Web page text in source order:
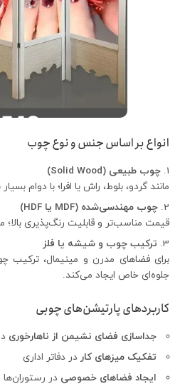
انواع بر اساس جنس و نوع چوب
چوب طبیعی (Solid Wood)
مانند گردو، بلوط، راش یا افرا؛ با دوام
چوب مهندسی‌شده (MDF یا HDF)
قیمت مناسب‌تر و قابلیت رنگ‌پذیری
ترکیب چوب و شیشه یا فلز
برای فضاهای مدرن و مینیمال،
جلوه‌ای خاص ایجاد می‌کند.
کاربردهای پارتیشن‌های چوبی
جداسازی فضای نشیمن از ناهارخوری
تفکیک میزهای کار در دفاتر اداری
ایجاد فضاهای خصوصی در